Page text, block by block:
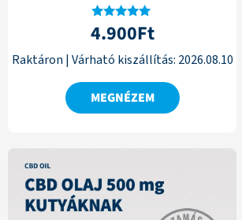
Értékelés:
4.77
4.900Ft
Raktáron |Várható kiszállítás: 2026.08.10
MEGNÉZEM